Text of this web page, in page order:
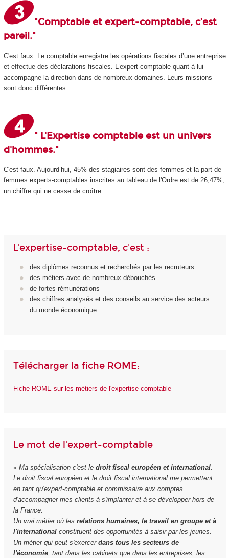
"Comptable et expert-comptable, c’est
pareil."
C'est faux. Le comptable enregistre les opérations fiscales d’une entreprise
et effectue des déclarations fiscales. L’expert-comptable quant à lui
accompagne la direction dans de nombreux domaines. Leurs missions
sont donc différentes.
" L'Expertise comptable est un univers
d'hommes."
C'est faux. Aujourd’hui, 45% des stagiaires sont des femmes et la part de
femmes experts-comptables inscrites au tableau de l'Ordre est de 26,47%,
un chiffre qui ne cesse de croître.
L'expertise-comptable, c'est :
des diplômes reconnus et recherchés par les recruteurs
des métiers avec de nombreux débouchés
de fortes rémunérations
des chiffres analysés et des conseils au service des acteurs
du monde économique.
Télécharger la fiche ROME:
Fiche ROME sur les métiers de l'expertise-comptable
Le mot de l'expert-comptable
« Ma spécialisation c'est le droit fiscal européen et international.
Le droit fiscal européen et le droit fiscal international me permettent
en tant qu'expert-comptable et commissaire aux comptes
d'accompagner mes clients à s'implanter et à se développer hors de
la France.
Un vrai métier où les relations humaines, le travail en groupe et à
l'internationalconstituent des opportunités à saisir par les jeunes.
Un métier qui peut s'exercer dans tous les secteurs de
l'économie, tant dans les cabinets que dans les entreprises, les